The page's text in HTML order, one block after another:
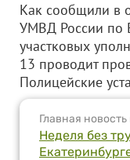
Как сообщили в
УМВД России по
участковых
13 проводит
Полицейские
Главная
Неделя без